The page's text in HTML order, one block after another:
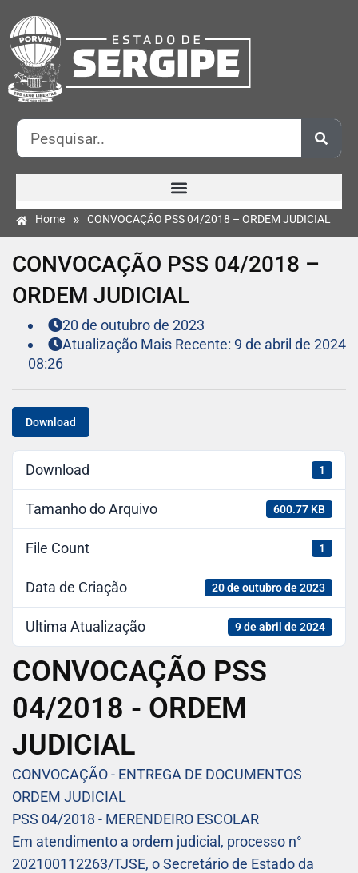
Home » CONVOCAÇÃO PSS 04/2018 – ORDEM JUDICIAL
CONVOCAÇÃO PSS 04/2018 –
ORDEM JUDICIAL
20 de outubro de 2023
Atualização Mais Recente: 9 de abril de 2024
08:26
Download
Download 1
Tamanho do Arquivo 600.77 KB
File Count 1
Data de Criação 20 de outubro de 2023
Ultima Atualização 9 de abril de 2024
CONVOCAÇÃO PSS
04/2018 - ORDEM
JUDICIAL
CONVOCAÇÃO - ENTREGA DE DOCUMENTOS
ORDEM JUDICIAL
PSS 04/2018 - MERENDEIRO ESCOLAR
Em atendimento a ordem judicial, processo n°
202100112263/TJSE, o Secretário de Estado da